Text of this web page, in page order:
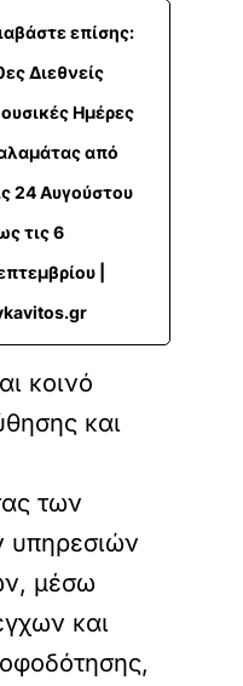
επίσης:
Διεθνείς
Ημέρες
από
24 Αυγούστου
τις 6
|
κοινό
και
των
υπηρεσιών
μέσω
και